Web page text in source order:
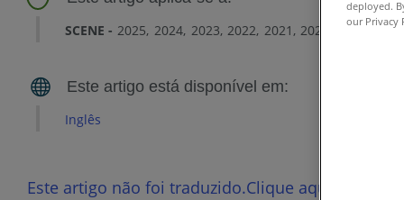
SCENE 2025 2024 2023 2022 2021 2020 2019 2018
Inglês
Este artigo não foi traduzido.Clique aqui para
deployed.
our Privacy